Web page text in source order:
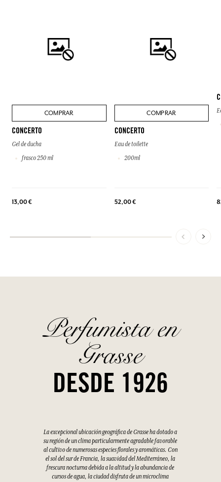
COMPRAR
CONCERTO
Gel de ducha
frasco 250 ml
13,00 €
COMPRAR
CONCERTO
Eau de toilette
200ml
52,00 €
Perfumista en
Grasse
DESDE 1926
La excepcional ubicación geográfica de Grasse ha dotado a
su región de un clima particularmente agradable favorable
al cultivo de numerosas especies florales y aromáticas. Con
el sol del sur de Francia, la suavidad del Mediterráneo, la
frescura nocturna debida a la altitud y la abundancia de
cursos de agua, la ciudad disfruta de un microclima